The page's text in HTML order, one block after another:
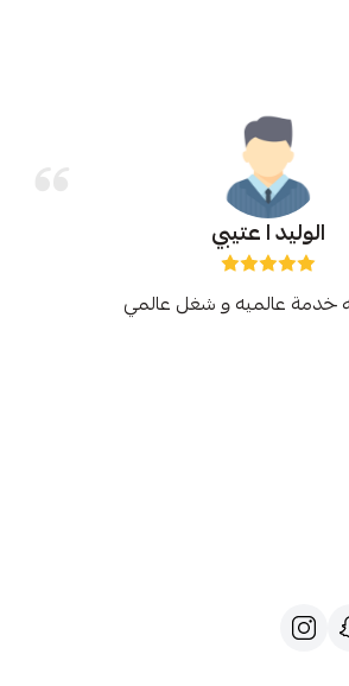
الوليد ا عتيبي
خدمة عالميه و شغل عالمي